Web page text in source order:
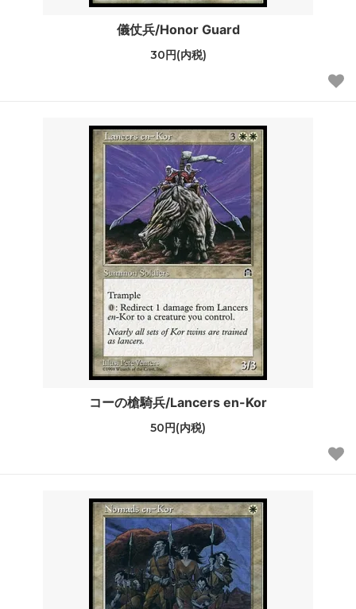
儀仗兵/Honor Guard
30円(内税)
コーの槍騎兵/Lancers en-Kor
50円(内税)